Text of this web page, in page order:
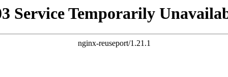
Service Temporarily
nginx-reuseport/1.21.1